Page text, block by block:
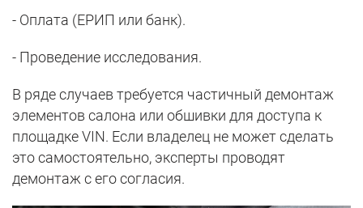
- Оплата (ЕРИП или банк).
- Проведение исследования.
В ряде случаев требуется частичный демонтаж
элементов салона или обшивки для доступа к
площадке VIN. Если владелец не может сделать
это самостоятельно, эксперты проводят
демонтаж с его согласия.